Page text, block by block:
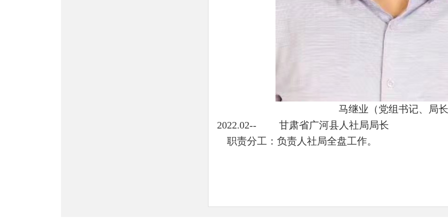
马继业（党组书记、局
2022.02-- 甘肃省广河县人社局局长
职责分工：负责人社局全盘工作。